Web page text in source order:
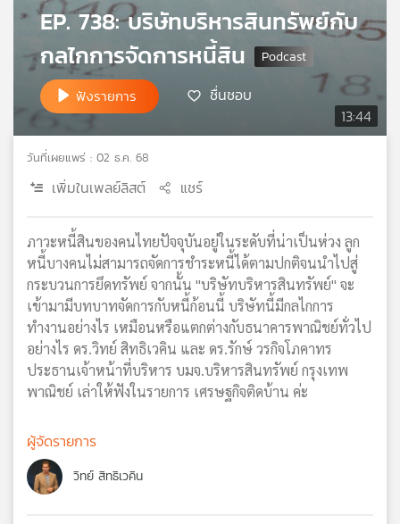
ข่าย
ไทย
เอส
แผนที่
วิทยุ
ข่าย
13:44
EP. 738: บริษัทบริหารสินทรัพย์กับ
กลไกการจัดการหนี้สิน
ฟังรายการ ชื่นชอบ
วันที่เผยแพร่ : 02 ธ.ค. 68
เพิ่มในเพลย์ลิสต์ แชร์
ภาวะหนี้สินของคนไทยปัจจุบันอยู่ในระดับที่น่าเป็นห่วง ลูก
หนี้บางคนไม่สามารถจัดการชำระหนี้ได้ตามปกติจนนำไปสู่
กระบวนการยึดทรัพย์ จากนั้น "บริษัทบริหารสินทรัพย์" จะ
เข้ามามีบทบาทจัดการกับหนี้ก้อนนี้ บริษัทนี้มีกลไกการ
ทำงานอย่างไร เหมือนหรือแตกต่างกับธนาคารพาณิชย์ทั่วไป
อย่างไร ดร.วิทย์ สิทธิเวคิน และ ดร.รักษ์ วรกิจโภคาทร
ประธานเจ้าหน้าที่บริหาร บมจ.บริหารสินทรัพย์ กรุงเทพ
พาณิชย์ เล่าให้ฟังในรายการ เศรษฐกิจติดบ้าน ค่ะ
ผู้จัดรายการ
วิทย์ สิทธิเวคิน